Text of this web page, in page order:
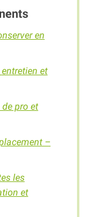
en
et
pro et
–
les
et